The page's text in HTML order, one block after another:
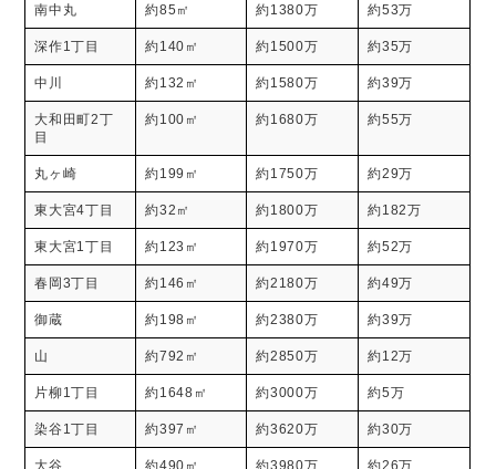
南中丸 約85㎡ 約1380万 約53万
深作1丁目 約140㎡ 約1500万 約35万
中川 約132㎡ 約1580万 約39万
大和田町2丁
目
約100㎡ 約1680万 約55万
丸ヶ崎 約199㎡ 約1750万 約29万
東大宮4丁目 約32㎡ 約1800万 約182万
東大宮1丁目 約123㎡ 約1970万 約52万
春岡3丁目 約146㎡ 約2180万 約49万
御蔵 約198㎡ 約2380万 約39万
山 約792㎡ 約2850万 約12万
片柳1丁目 約1648㎡ 約3000万 約5万
染谷1丁目 約397㎡ 約3620万 約30万
大谷 約490㎡ 約3980万 約26万